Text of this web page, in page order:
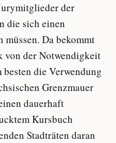
der
die sich einen
müssen. Da bekommt
von der Notwendigkeit
die Verwendung
Grenzmauer
dauerhaft
Kursbuch
Stadträten daran